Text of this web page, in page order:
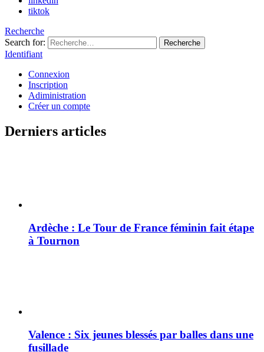
tiktok
Recherche
Search for:
Recherche
Identifiant
Connexion
Inscription
Adiministration
Créer un compte
Derniers articles
Ardèche : Le Tour de France féminin fait étape
à Tournon
Valence : Six jeunes blessés par balles dans une
fusillade